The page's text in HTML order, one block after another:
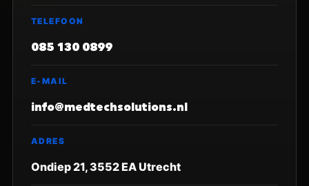
TELEFOON
085 130 0899
E-MAIL
info@medtechsolutions.nl
ADRES
Ondiep 21, 3552 EA Utrecht